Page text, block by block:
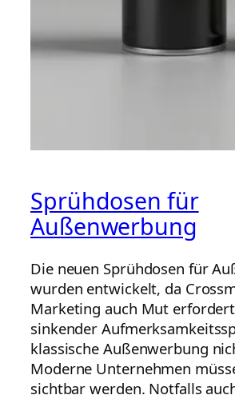
Sprühdosen für
Außenwerbung
Die neuen Sprühdosen für
wurden entwickelt, da
Marketing auch Mut
sinkender
klassische Außenwerbung
Moderne Unternehmen
sichtbar werden. Notfalls